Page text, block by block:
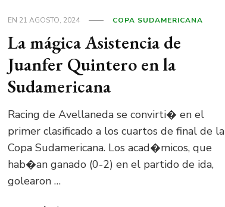
EN 21 AGOSTO, 2024 COPA SUDAMERICANA
La mágica Asistencia de
Juanfer Quintero en la
Sudamericana
Racing de Avellaneda se convirti� en el
primer clasificado a los cuartos de final de la
Copa Sudamericana. Los acad�micos, que
hab�an ganado (0-2) en el partido de ida,
golearon …